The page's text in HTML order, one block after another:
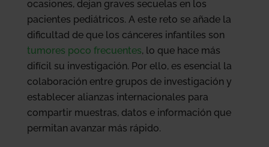
ocasiones, dejan graves secuelas en los
pacientes pediátricos. A este reto se añade la
dificultad de que los cánceres infantiles son
tumores poco frecuentes, lo que hace más
difícil su investigación. Por ello, es esencial la
colaboración entre grupos de investigación y
establecer alianzas internacionales para
compartir muestras, datos e información que
permitan avanzar más rápido.